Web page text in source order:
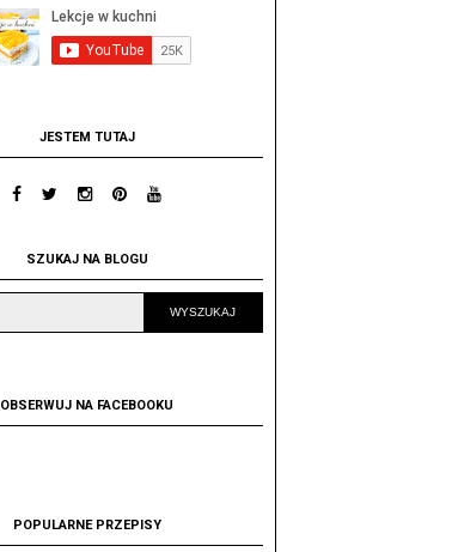
JESTEM TUTAJ
SZUKAJ NA BLOGU
OBSERWUJ NA FACEBOOKU
POPULARNE PRZEPISY